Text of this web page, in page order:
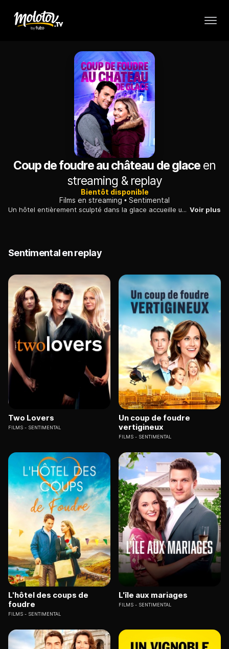
Coup de foudre au château de glace en
streaming & replay
Bientôt disponible
Films en streaming
Sentimental
Un hôtel entièrement sculpté dans la glace accueille un mariage de rêve. A cette occasion, une jeune femme rencontre un veuf et sa fille. L'entente est immédiate. Voir plus
Sentimental en replay
Two Lovers
FILMS SENTIMENTAL
Un coup de foudre
vertigineux
FILMS SENTIMENTAL
L'hôtel des coups de
foudre
FILMS SENTIMENTAL
L'île aux mariages
FILMS SENTIMENTAL